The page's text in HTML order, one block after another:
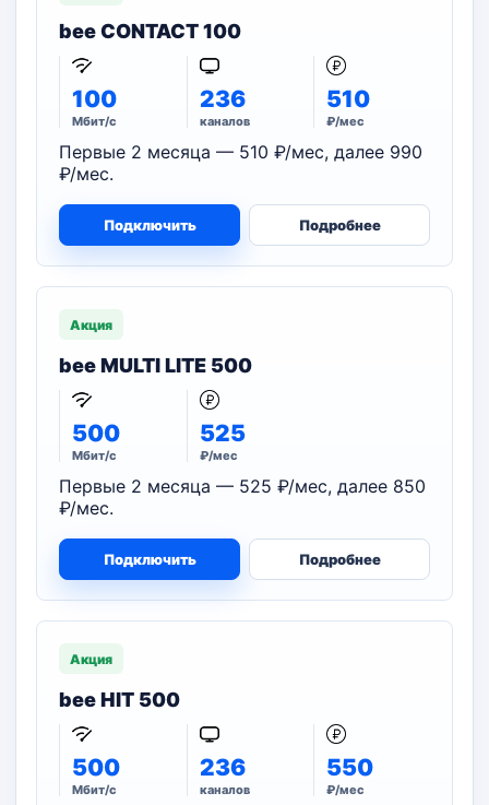
bee CONTACT 100
100
Мбит/с
236
каналов
510
₽/мес
Первые 2 месяца — 510 ₽/мес, далее 990
₽/мес.
Подключить Подробнее
Акция
bee MULTI LITE 500
500
Мбит/с
525
₽/мес
Первые 2 месяца — 525 ₽/мес, далее 850
₽/мес.
Подключить Подробнее
Акция
bee HIT 500
500
Мбит/с
236
каналов
550
₽/мес